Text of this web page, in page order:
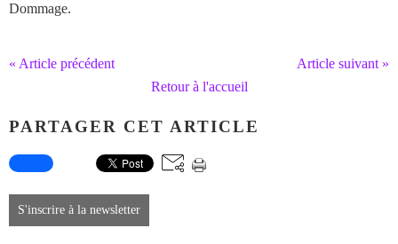
Dommage.
« Article précédent
Article suivant »
Retour à l'accueil
PARTAGER CET ARTICLE
S'inscrire à la newsletter